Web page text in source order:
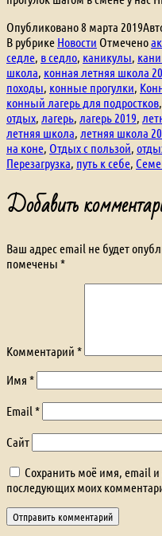
Опубликовано8 марта 2019
В рубрике Новости Отмечено
седле, в седло, каникулы,
школа, конная летняя школа
походы, конные прогулки,
конный лагерь для подростков,
отдых, лагерь, лагерь 2019,
летняя школа, летняя школа
на коне, Отдых с пользой,
Перезагрузка, путь к себе,
Добавить
Ваш адрес email не будет
помечены *
Комментарий *
Имя *
Email *
Сайт
Сохранить моё имя, email и
последующих моих